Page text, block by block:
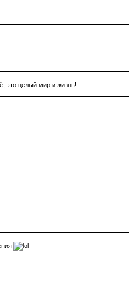
это целый мир и жизнь!